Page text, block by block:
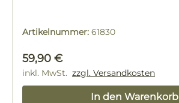
Artikelnummer: 61830
Regulärer Preis:
59,90 €
inkl. MwSt. zzgl. Versandkosten
In den Warenkorb